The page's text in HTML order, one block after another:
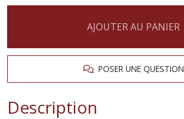
AJOUTER AU PANIER
POSER UNE QUESTION
Description